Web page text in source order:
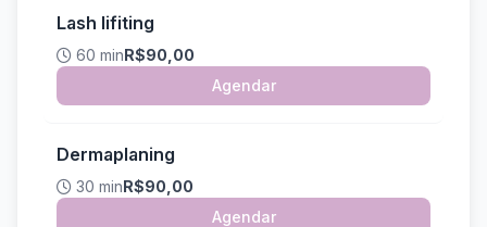
Lash lifiting
60 minR$90,00
Agendar
Dermaplaning
30 minR$90,00
Agendar